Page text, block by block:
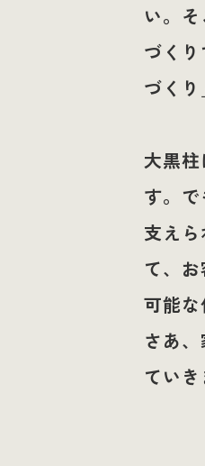
い。
づく
づくり
大黒
す。
支え
て、
可能な
さあ
ていき